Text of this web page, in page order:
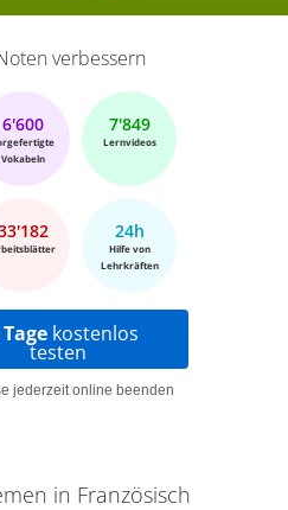
verbessern
6'600
Vokabeln
7'849
Lernvideos
24h
Hilfe von
Lehrkräften
kostenlos
testen
jederzeit online beenden
in Französisch